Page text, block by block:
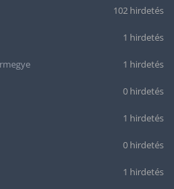
102 hirdetés
1 hirdetés
1 hirdetés
0 hirdetés
1 hirdetés
0 hirdetés
1 hirdetés